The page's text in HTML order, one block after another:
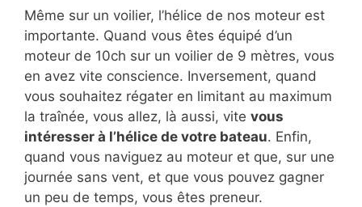
Même sur un voilier, l’hélice de nos moteur est
importante. Quand vous êtes équipé d’un
moteur de 10ch sur un voilier de 9 mètres, vous
en avez vite conscience. Inversement, quand
vous souhaitez régater en limitant au maximum
la traînée, vous allez, là aussi, vite vous
intéresser à l’hélice de votre bateau. Enfin,
quand vous naviguez au moteur et que, sur une
journée sans vent, et que vous pouvez gagner
un peu de temps, vous êtes preneur.